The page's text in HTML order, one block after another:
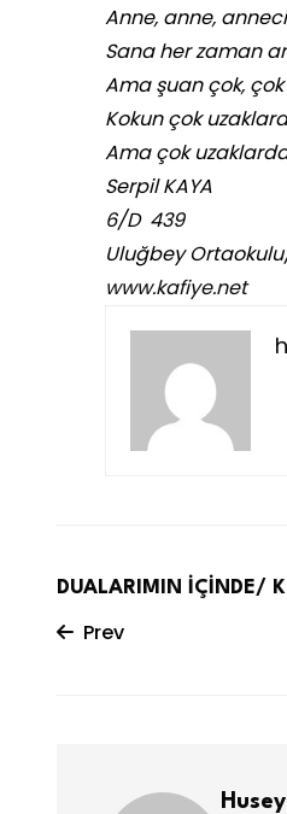
Anne, anne,
Sana her zaman
Ama şuan çok,
Kokun çok
Ama çok
Serpil KAYA
6/D 439
Uluğbey
www.kafiye.net
DUALARIMIN İÇİNDE/
Prev